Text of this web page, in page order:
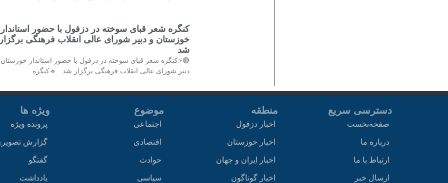
کنگره شعر قبای سوخته در دزفول با حضور استاندار
خوزستان و دبیر شورای عالی انقلاب فرهنگی
شد
🔴⚡کنگره شعر قبای سوخته در دزفول با حضور استاندار
دبیر شورای عالی انقلاب فرهنگی برگزار شد 🔹کنگره
دسترسی سریع
صفحه‌نخست
درباره ما
ارتباط با ما
ارسال خبر
منطقه
اخبار دزفول
اخبار خوزستان
اخبار ایران و جهان
اخبار گوناگون
موضوع
اجتماعی
اقتصادی
حوادث
سیاسی
ویژه ها
پرونده ویژه
گزارش
گفتگو
یادداشت